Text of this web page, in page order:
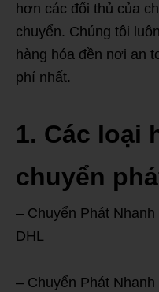
hơn các đối thủ của
chuyển. Chúng tôi
hàng hóa đền nơi an
phí nhất.
1. Các loại
chuyển
– Chuyển Phát
DHL
– Chuyển Phát